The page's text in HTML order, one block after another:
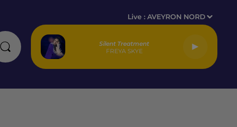
Live :AVEYRON NORD
Silent Treatment
FREYA SKYE